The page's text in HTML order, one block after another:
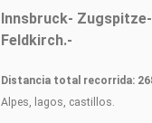
Innsbruck-
Feldkirch.-
Distancia total recorrida:
Alpes, lagos, castillos.